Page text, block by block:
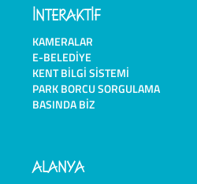
İNTERAKTİF
KAMERALAR
E-BELEDIYE
KENT BILGI SISTEMI
PARK BORCU SORGULAMA
BASINDA BIZ
ALANYA